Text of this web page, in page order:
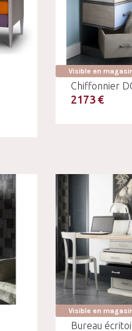
Visible en
Chiffonnier
2173 €
Visible en
Bureau